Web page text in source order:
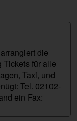
die
Tickets für alle
Taxi, und
Tel. 02102-
ein Fax: